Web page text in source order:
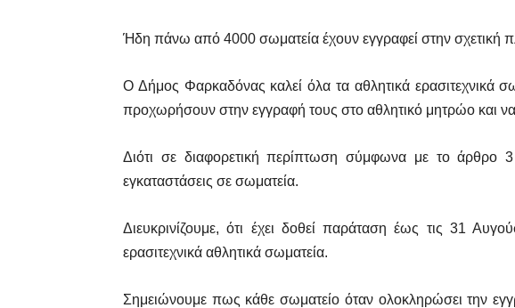
Ήδη πάνω από 4000 σωματεία έχουν εγγραφεί στην σχετική
Ο Δήμος Φαρκαδόνας καλεί όλα τα αθλητικά ερασιτεχνικά
προχωρήσουν στην εγγραφή τους στο αθλητικό μητρώο και
Διότι σε διαφορετική περίπτωση σύμφωνα με το
εγκαταστάσεις σε σωματεία.
Διευκρινίζουμε, ότι έχει δοθεί παράταση έως τις 31
ερασιτεχνικά αθλητικά σωματεία.
Σημειώνουμε πως κάθε σωματείο όταν ολοκληρώσει την